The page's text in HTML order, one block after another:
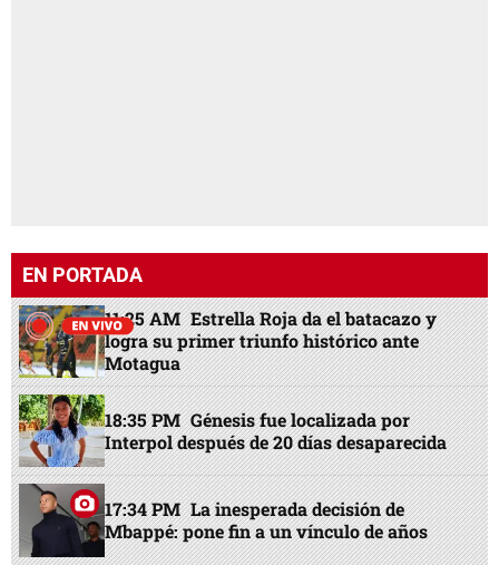
EN PORTADA
11:25 AM Estrella Roja da el batacazo y
logra su primer triunfo histórico ante
Motagua
18:35 PM Génesis fue localizada por
Interpol después de 20 días desaparecida
17:34 PM La inesperada decisión de
Mbappé: pone fin a un vínculo de años